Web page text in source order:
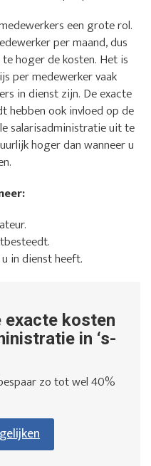
een grote rol.
per maand, dus
hoger de kosten. Het is
per medewerker vaak
in dienst zijn. De exacte
hebben ook invloed op de
salarisadministratie uit te
hoger dan wanneer u
in dienst heeft.
exacte kosten
in ‘s-
zo tot wel 40%